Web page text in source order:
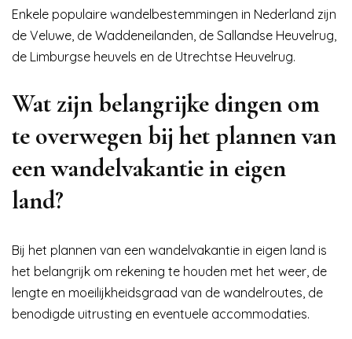
Enkele populaire wandelbestemmingen in Nederland zijn
de Veluwe, de Waddeneilanden, de Sallandse Heuvelrug,
de Limburgse heuvels en de Utrechtse Heuvelrug.
Wat zijn belangrijke dingen om
te overwegen bij het plannen van
een wandelvakantie in eigen
land?
Bij het plannen van een wandelvakantie in eigen land is
het belangrijk om rekening te houden met het weer, de
lengte en moeilijkheidsgraad van de wandelroutes, de
benodigde uitrusting en eventuele accommodaties.